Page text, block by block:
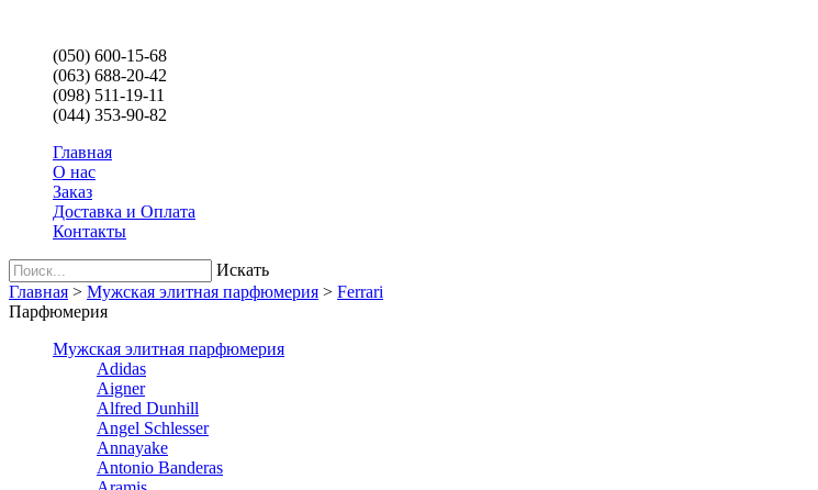
(050) 600-15-68
(063) 688-20-42
(098) 511-19-11
(044) 353-90-82
Главная
О нас
Заказ
Доставка и Оплата
Контакты
Искать
Главная > Мужская элитная парфюмерия > Ferrari
Парфюмерия
Мужская элитная парфюмерия
Adidas
Aigner
Alfred Dunhill
Angel Schlesser
Annayake
Antonio Banderas